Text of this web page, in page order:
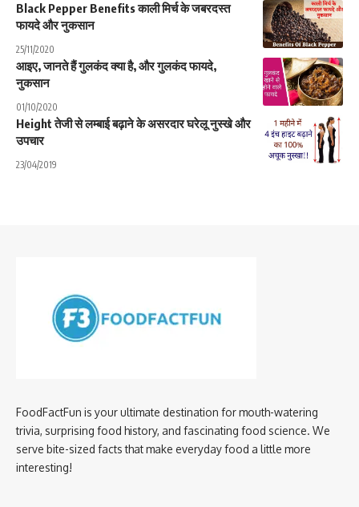
Black Pepper Benefits काली मिर्च के जबरदस्त
फायदे और नुकसान
25/11/2020
आइए, जानते हैं गुलकंद क्या है, और गुलकंद फायदे,
नुकसान
01/10/2020
Height तेजी से लम्बाई बढ़ाने के असरदार घरेलू नुस्खे और
उपचार
23/04/2019
FoodFactFun is your ultimate destination for mouth-watering
trivia, surprising food history, and fascinating food science. We
serve bite-sized facts that make everyday food a little more
interesting!